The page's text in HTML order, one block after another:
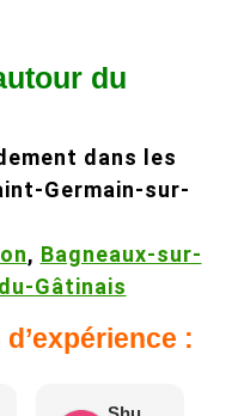
du
dans les
Germain-sur-
, Bagneaux-sur-
Gâtinais
: